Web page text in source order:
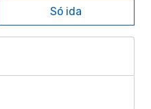
Só ida